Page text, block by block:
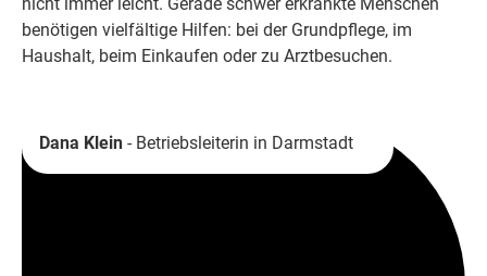
nicht immer leicht. Gerade schwer erkrankte Menschen
benötigen vielfältige Hilfen: bei der Grundpflege, im
Haushalt, beim Einkaufen oder zu Arztbesuchen.
Dana Klein - Betriebsleiterin in Darmstadt